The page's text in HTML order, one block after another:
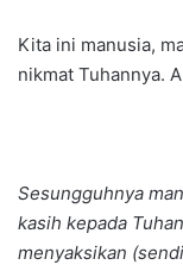
Kita ini manusia,
nikmat Tuhannya.
Sesungguhnya
kasih kepada
menyaksikan